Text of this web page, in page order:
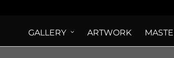
GALLERY ARTWORK